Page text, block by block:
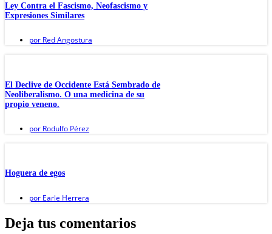
Ley Contra el Fascismo, Neofascismo y
Expresiones Similares
por Red Angostura
El Declive de Occidente Está Sembrado de
Neoliberalismo. O una medicina de su
propio veneno.
por Rodulfo Pérez
Hoguera de egos
por Earle Herrera
Deja tus comentarios